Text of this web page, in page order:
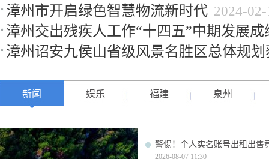
漳州市开启绿色智慧物流新时代 2024-
漳州交出残疾人工作“十四五”中期发展成
漳州诏安九侯山省级风景名胜区总体规划
新闻 娱乐 福建 泉州
警惕！个人实名账号出租出售
2026-08-07 11:30